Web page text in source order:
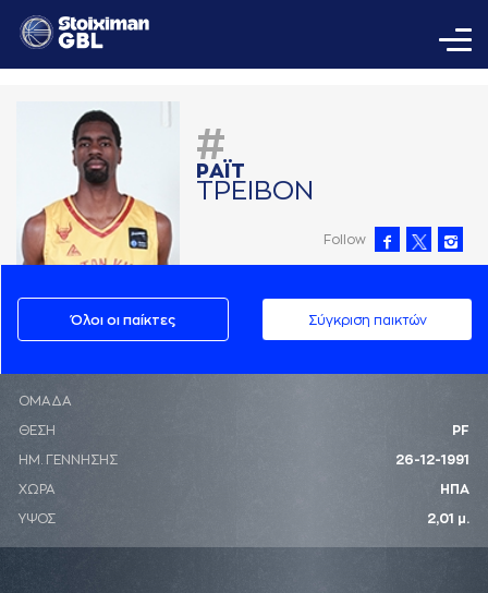
#
ΡAΪΤ
ΤΡΕΙΒΟΝ
Follow
Όλοι οι παίκτες Σύγκριση παικτών
ΟΜΑΔΑ
ΘΕΣΗ PF
ΗΜ. ΓΕΝΝΗΣΗΣ 26-12-1991
ΧΩΡΑ ΗΠΑ
ΥΨΟΣ 2,01 μ.